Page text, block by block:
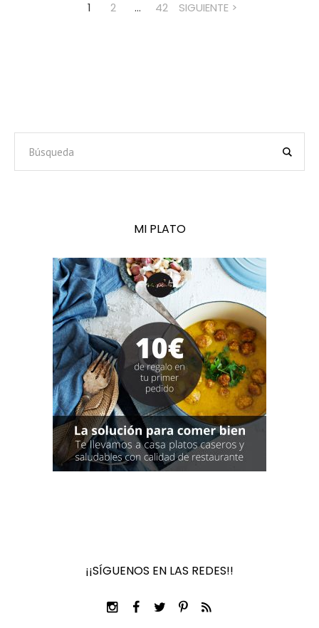
1 2 … 42 SIGUIENTE
MI PLATO
¡¡SÍGUENOS EN LAS REDES!!